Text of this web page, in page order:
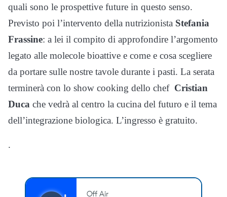
quali sono le prospettive future in questo senso.
Previsto poi l’intervento della nutrizionista Stefania
Frassine: a lei il compito di approfondire l’argomento
legato alle molecole bioattive e come e cosa scegliere
da portare sulle nostre tavole durante i pasti. La serata
terminerà con lo show cooking dello chef Cristian
Duca che vedrà al centro la cucina del futuro e il tema
dell’integrazione biologica. L’ingresso è gratuito.
.